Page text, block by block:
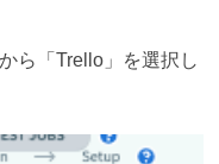
ら「Trello」を選択し